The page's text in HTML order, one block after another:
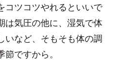
コツコツやれるといいで
は気圧の他に、湿気で体
いなど、そもそも体の調
ですから。